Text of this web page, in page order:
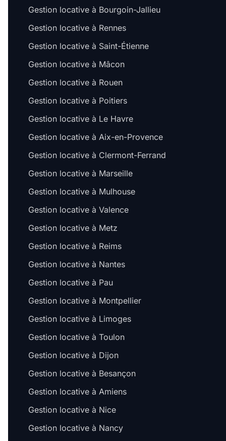
Gestion locative à Bourgoin-Jallieu
Gestion locative à Rennes
Gestion locative à Saint-Étienne
Gestion locative à Mâcon
Gestion locative à Rouen
Gestion locative à Poitiers
Gestion locative à Le Havre
Gestion locative à Aix-en-Provence
Gestion locative à Clermont-Ferrand
Gestion locative à Marseille
Gestion locative à Mulhouse
Gestion locative à Valence
Gestion locative à Metz
Gestion locative à Reims
Gestion locative à Nantes
Gestion locative à Pau
Gestion locative à Montpellier
Gestion locative à Limoges
Gestion locative à Toulon
Gestion locative à Dijon
Gestion locative à Besançon
Gestion locative à Amiens
Gestion locative à Nice
Gestion locative à Nancy